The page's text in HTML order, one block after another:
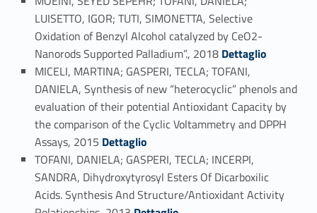
LUISETTO, IGOR; TUTI, SIMONETTA, Selective
Oxidation of Benzyl Alcohol catalyzed by CeO2-
Nanorods Supported Palladium”., 2018 Link identifier #identifier_person_119332-51
Dettaglio
MICELI, MARTINA; GASPERI, TECLA; TOFANI,
DANIELA, Synthesis of new “heterocyclic” phenols and
evaluation of their potential Antioxidant Capacity by
the comparison of the Cyclic Voltammetry and DPPH
Assays, 2015 Link identifier #identifier_person_127081-52
Dettaglio
TOFANI, DANIELA; GASPERI, TECLA; INCERPI,
SANDRA, Dihydroxytyrosyl Esters Of Dicarboxilic
Acids. Synthesis And Structure/Antioxidant Activity
Link identifier #identifier_person_46717-53